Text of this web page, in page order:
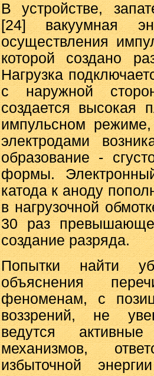
В устройстве,
[24] вакуумная
осуществления
которой создано
Нагрузка
с наружной
создается высокая
импульсном
электродами
образование -
формы.
катода к аноду
в нагрузочной
30 раз
создание разряда.
Попытки найти
объяснения
феноменам, с
воззрений, не
ведутся
механизмов,
избыточной